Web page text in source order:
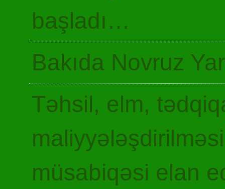
başladı…
Bakıda Novruz
Təhsil, elm,
müsabiqəsi elan